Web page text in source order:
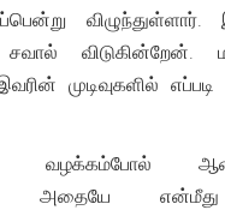
சவால் விடுகின்றேன்.
முடிவுகளில்
வழக்கம்போல்
அதையே என்மீது